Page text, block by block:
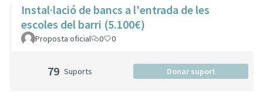
Instal·lació de bancs a l'entrada de les
escoles del barri (5.100€)
Proposta oficial 0 0
79 Suports Donar suport